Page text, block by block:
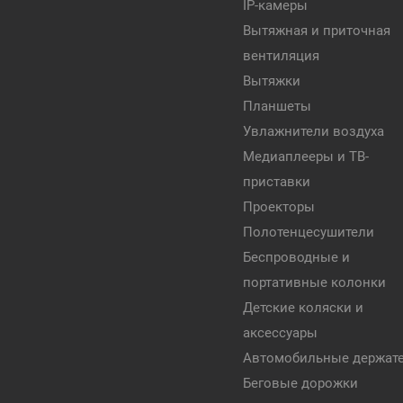
IP-камеры
Вытяжная и приточная
вентиляция
Вытяжки
Планшеты
Увлажнители воздуха
Медиаплееры и ТВ-
приставки
Проекторы
Полотенцесушители
Беспроводные и
портативные колонки
Детские коляски и
аксессуары
Автомобильные
Беговые дорожки